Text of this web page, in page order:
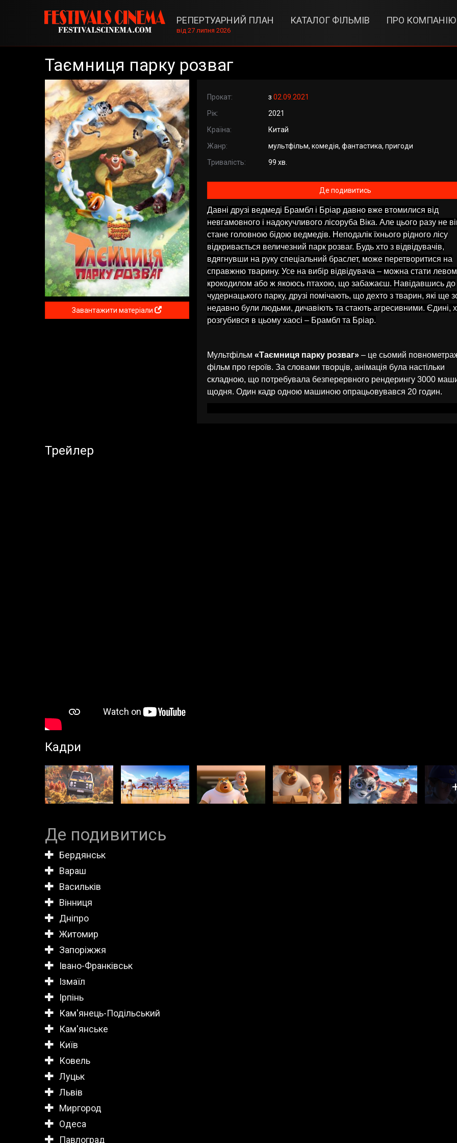
РЕПЕРТУАРНИЙ ПЛАН
від 27 липня 2026
КАТАЛОГ ФІЛЬМІВ ПРО КОМПАНІЮ
Таємниця парку розваг
Завантажити матеріали
Прокат: з 02.09.2021
Рік:
2021
Країна:
Китай
Жанр:
мультфільм, комедія, фантастика, пригоди
Тривалість:
99 хв.
Де подивитись
Давні друзі ведмеді Брамбл і Бріар давно вже втомилися від
невгамовного і надокучливого лісоруба Віка. Але цього разу не
стане головною бідою ведмедів. Неподалік їхнього рідного лісу
відкривається величезний парк розваг. Будь хто з відвідувачів,
вдягнувши на руку спеціальний браслет, може перетворитися на
справжню тварину. Усе на вибір відвідувача – можна стати
крокодилом або ж якоюсь птахою, що забажаєш. Навідавшись до
чудернацького парку, друзі помічають, що дехто з тварин, які ще
недавно були людьми, дичавіють та стають агресивними. Єдині,
розгубився в цьому хаосі – Брамбл та Бріар.
Мультфільм «Таємниця парку розваг» – це сьомий
фільм про героїв. За словами творців, анімація була настільки
складною, що потребувала безперервного рендерингу 3000
щодня. Один кадр одною машиною опрацьовувався 20 годин.
Трейлер
Кадри
Де подивитись
Бердянськ
Вараш
Васильків
Вінниця
Дніпро
Житомир
Запоріжжя
Івано-Франківськ
Ізмаїл
Ірпінь
Кам'янець-Подільський
Кам'янське
Київ
Ковель
Луцьк
Львів
Миргород
Одеса
Павлоград